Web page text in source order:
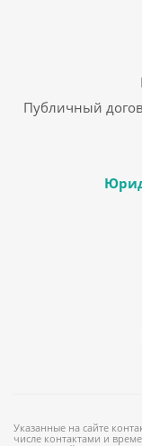
Публичный
Указанные на сайте
числе контактами и